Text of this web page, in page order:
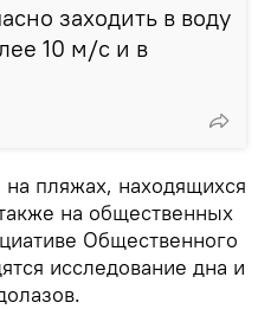
заходить в воду
10 м/с и в
пляжах, находящихся
на общественных
Общественного
исследование дна и